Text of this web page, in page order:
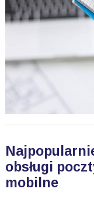
obsługi
mobilne